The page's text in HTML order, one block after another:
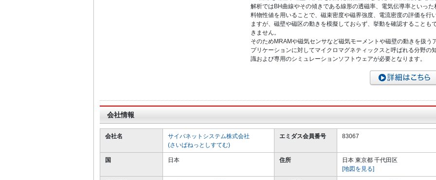
解析ではBH曲線やその傾きである線形の透磁率、電気伝導率といった
料物性値を用いることで、磁束密度や磁界強度、電流密度の評価を行
ますが、磁壁や磁区の動きを模擬しておらず、挙動を確認することも
きません。
そのためMRAMや磁気センサなど磁気モーメントや磁壁の動きを扱う
プリケーションに対してマイクロマグネティックスと呼ばれる分野の
識および専用のシミュレーションソフトウェアが必要となります。
会社情報
会社名
サイバネットシステム株式会社
(さいばねっとしすてむ)
エミダス会員番号 83067
国 日本 住所
日本 東京都 千代田区
[地図を見る]